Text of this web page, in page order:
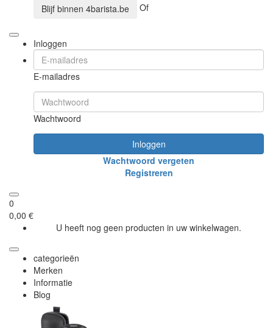
Blijf binnen 4barista.be Of
Inloggen
E-mailadres
Wachtwoord
Inloggen
Wachtwoord vergeten
Registreren
0
0,00 €
U heeft nog geen producten in uw winkelwagen.
categorieën
Merken
Informatie
Blog